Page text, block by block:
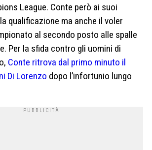
League. Conte però ai suoi
qualificazione ma anche il voler
al secondo posto alle spalle
Per la sfida contro gli uomini di
Conte ritrova dal primo minuto il
Di Lorenzo dopo l’infortunio lungo